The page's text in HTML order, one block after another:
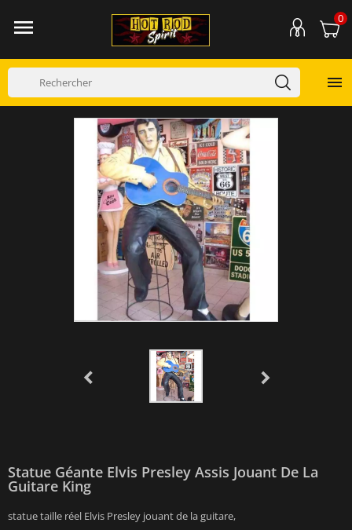
 0

Statue Géante Elvis Presley Assis Jouant De La
Guitare King
statue taille réel Elvis Presley jouant de la guitare,